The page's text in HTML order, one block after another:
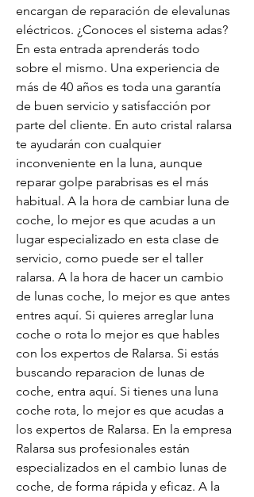
encargan de reparación de elevalunas
eléctricos. ¿Conoces el sistema adas?
En esta entrada aprenderás todo
sobre el mismo. Una experiencia de
más de 40 años es toda una garantía
de buen servicio y satisfacción por
parte del cliente. En auto cristal ralarsa
te ayudarán con cualquier
inconveniente en la luna, aunque
reparar golpe parabrisas es el más
habitual. A la hora de cambiar luna de
coche, lo mejor es que acudas a un
lugar especializado en esta clase de
servicio, como puede ser el taller
ralarsa. A la hora de hacer un cambio
de lunas coche, lo mejor es que antes
entres aquí. Si quieres arreglar luna
coche o rota lo mejor es que hables
con los expertos de Ralarsa. Si estás
buscando reparacion de lunas de
coche, entra aquí. Si tienes una luna
coche rota, lo mejor es que acudas a
los expertos de Ralarsa. En la empresa
Ralarsa sus profesionales están
especializados en el cambio lunas de
coche, de forma rápida y eficaz. A la